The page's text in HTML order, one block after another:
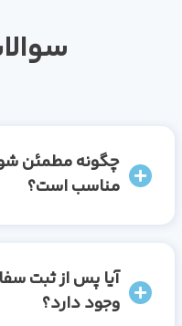
چگونه مطمئن شوم
مناسب است؟
آیا پس از ثبت
وجود دارد؟